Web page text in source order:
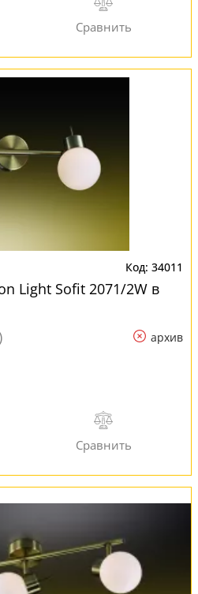
34011
Light Sofit 2071/2W в
архив